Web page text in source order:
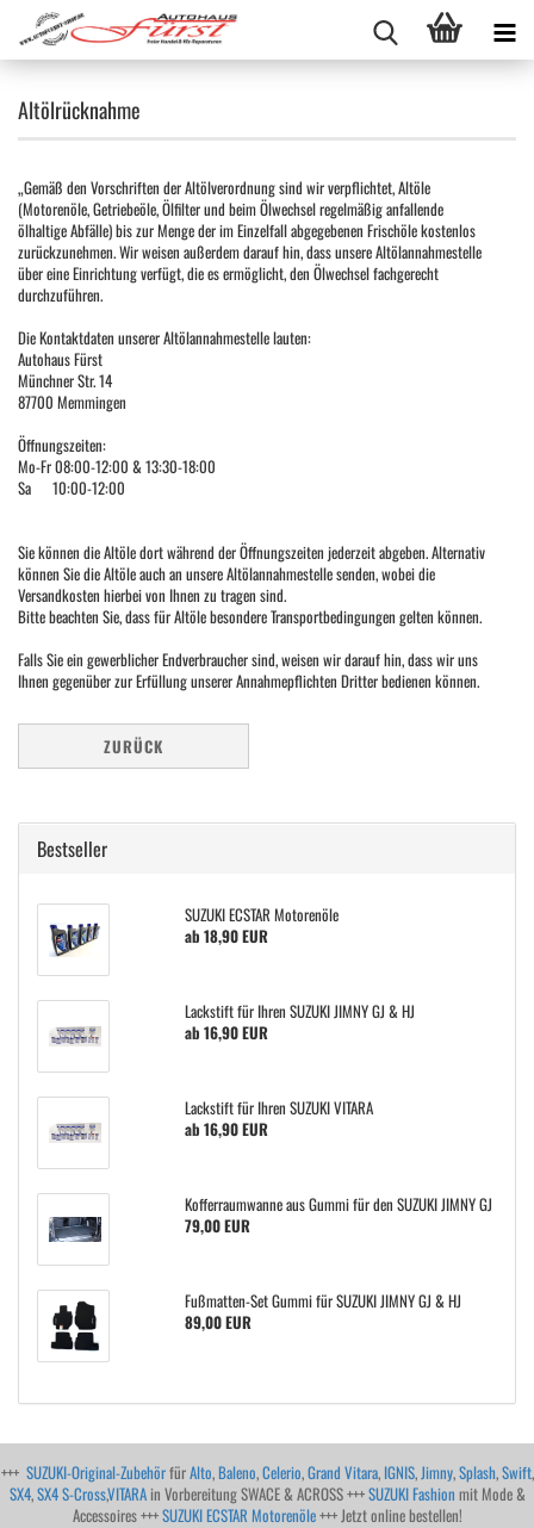
Altölrücknahme
„Gemäß den Vorschriften der Altölverordnung sind wir verpflichtet, Altöle
(Motorenöle, Getriebeöle, Ölfilter und beim Ölwechsel regelmäßig anfallende
ölhaltige Abfälle) bis zur Menge der im Einzelfall abgegebenen Frischöle kostenlos
zurückzunehmen. Wir weisen außerdem darauf hin, dass unsere Altölannahmestelle
über eine Einrichtung verfügt, die es ermöglicht, den Ölwechsel fachgerecht
durchzuführen.
Die Kontaktdaten unserer Altölannahmestelle lauten:
Autohaus Fürst
Münchner Str. 14
87700 Memmingen
Öffnungszeiten:
Mo-Fr 08:00-12:00 & 13:30-18:00
Sa 10:00-12:00
Sie können die Altöle dort während der Öffnungszeiten jederzeit abgeben. Alternativ
können Sie die Altöle auch an unsere Altölannahmestelle senden, wobei die
Versandkosten hierbei von Ihnen zu tragen sind.
Bitte beachten Sie, dass für Altöle besondere Transportbedingungen gelten können.
Falls Sie ein gewerblicher Endverbraucher sind, weisen wir darauf hin, dass wir uns
Ihnen gegenüber zur Erfüllung unserer Annahmepflichten Dritter bedienen können.
ZURÜCK
Bestseller
SUZUKI ECSTAR Motorenöle
ab 18,90 EUR
Lackstift für Ihren SUZUKI JIMNY GJ & HJ
ab 16,90 EUR
Lackstift für Ihren SUZUKI VITARA
ab 16,90 EUR
Kofferraumwanne aus Gummi für den SUZUKI JIMNY GJ
79,00 EUR
Fußmatten-Set Gummi für SUZUKI JIMNY GJ & HJ
89,00 EUR
+++ SUZUKI-Original-ZubehörfürAlto,Baleno,Celerio,Grand Vitara, IGNIS,Jimny,Splash,Swift,
SX4,SX4 S-Cross,VITARAin Vorbereitung SWACE & ACROSS +++SUZUKI Fashion mit Mode &
Accessoires +++SUZUKI ECSTAR Motorenöle+++ Jetzt online bestellen!